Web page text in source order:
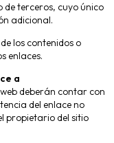
de terceros, cuyo único
adicional.
de los contenidos o
enlaces.
a
web deberán contar con
del enlace no
propietario del sitio